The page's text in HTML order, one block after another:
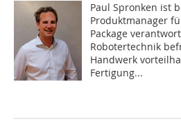
Paul Spronken ist
Produktmanager
Package
Robotertechnik
Handwerk
Fertigung...